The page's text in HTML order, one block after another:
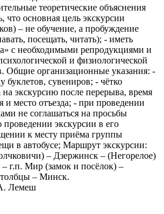
теоретические объяснения
что основная цель экскурсии
– не обучение, а пробуждение
посещать, читать); - иметь
с необходимыми репродукциями и
и физиологической
Общие организационные указания: -
буклетов, сувениров; - чётко
на экскурсию после перерыва, время
и место отъезда; - при проведении
не соглашаться на просьбы
проведении экскурсии в его
к месту приёма группы
в автобусе; Маршрут экскурсии:
– Дзержинск – (Негорелое)
г.п. Мир (замок и посёлок) –
– Минск.
Лемеш